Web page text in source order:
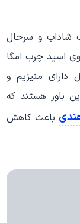
شاداب و سرحال
اسید چرب امگا
دارای منیزیم و
باور هستند که
باعث کاهش